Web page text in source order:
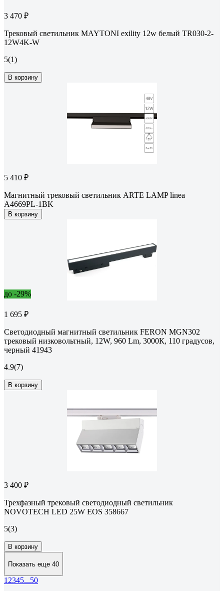
3 470 ₽
Трековый светильник MAYTONI exility 12w белый TR030-2-
12W4K-W
5(1)
В корзину
5 410 ₽
Магнитный трековый светильник ARTE LAMP linea
A4669PL-1BK
В корзину
до -29%
1 695 ₽
Светодиодный магнитный светильник FERON MGN302
трековый низковольтный, 12W, 960 Lm, 3000К, 110 градусов,
черный 41943
4.9(7)
В корзину
3 400 ₽
Трехфазный трековый светодиодный светильник
NOVOTECH LED 25W EOS 358667
5(3)
В корзину
Показать еще 40
1 2345...50